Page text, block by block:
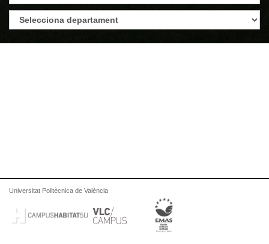
Universitat Politècnica de València